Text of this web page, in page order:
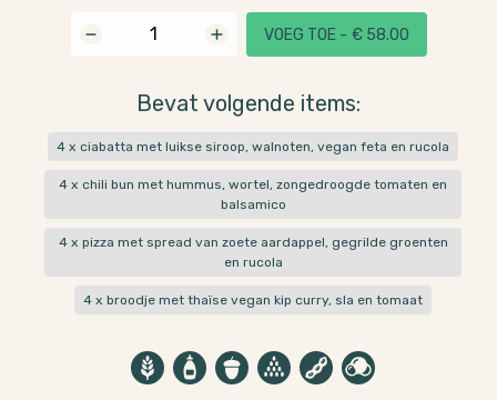
VOEG TOE - € 58.00
Bevat volgende items:
4 x ciabatta met luikse siroop, walnoten, vegan feta en rucola
4 x chili bun met hummus, wortel, zongedroogde tomaten en
balsamico
4x pizza met spread van zoete aardappel, gegrilde groenten
en rucola
4 x broodje met thaïse vegan kip curry, sla en tomaat